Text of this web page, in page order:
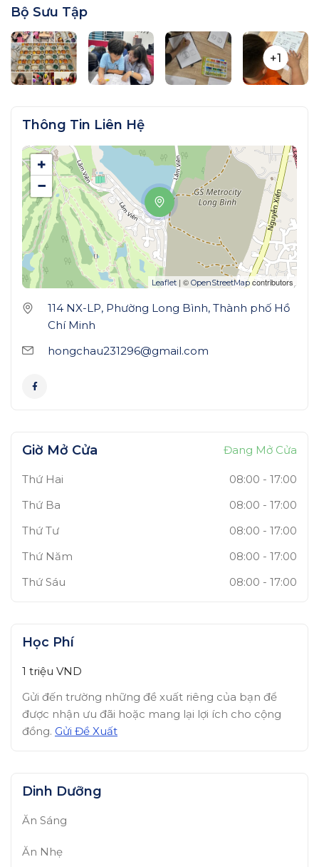
Bộ Sưu Tập
+1
Thông Tin Liên Hệ
+
−
Leaflet | © OpenStreetMap contributors
114 NX-LP, Phường Long Bình, Thành phố Hồ
Chí Minh
hongchau231296@gmail.com
Giờ Mở Cửa Đang Mở Cửa
Thứ Hai 08:00 - 17:00
Thứ Ba
08:00 - 17:00
Thứ Tư
08:00 - 17:00
Thứ Năm
08:00 - 17:00
Thứ Sáu
08:00 - 17:00
Học Phí
1 triệu VND
Gửi đến trường những đề xuất riêng của bạn để
được nhận ưu đãi hoặc mang lại lợi ích cho cộng
đồng. Gửi Đề Xuất
Dinh Dưỡng
Ăn Sáng
Ăn Nhẹ